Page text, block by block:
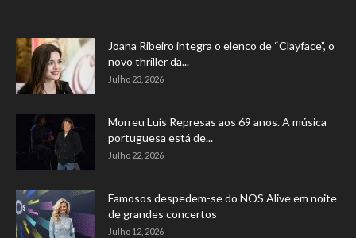
Joana Ribeiro integra o elenco de “Clayface”, o
novo thriller da...
Julho 23, 2026
Morreu Luís Represas aos 69 anos. A música
portuguesa está de...
Julho 22, 2026
Famosos despedem-se do NOS Alive em noite
de grandes concertos
Julho 12, 2026